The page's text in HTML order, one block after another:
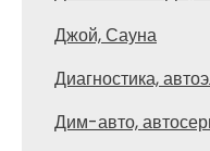
Джой, Сауна
Диагностика,
Дим-авто,